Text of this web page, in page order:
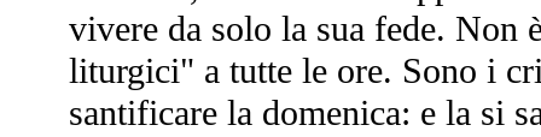
vivere da solo la sua fede. Non
liturgici" a tutte le ore. Sono i
santificare la domenica: e la si